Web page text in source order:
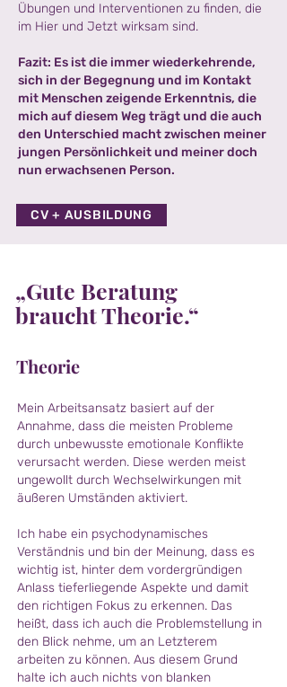
Übungen und Interventionen zu finden, die
im Hier und Jetzt wirksam sind.
Fazit: Es ist die immer wiederkehrende,
sich in der Begegnung und im Kontakt
mit Menschen zeigende Erkenntnis, die
mich auf diesem Weg trägt und die auch
den Unterschied macht zwischen meiner
jungen Persönlichkeit und meiner doch
nun erwachsenen Person.
CV + AUSBILDUNG
„Gute Beratung
braucht Theorie.“
Theorie
Mein Arbeitsansatz basiert auf der
Annahme, dass die meisten Probleme
durch unbewusste emotionale Konflikte
verursacht werden. Diese werden meist
ungewollt durch Wechselwirkungen mit
äußeren Umständen aktiviert.
Ich habe ein psychodynamisches
Verständnis und bin der Meinung, dass es
wichtig ist, hinter dem vordergründigen
Anlass tieferliegende Aspekte und damit
den richtigen Fokus zu erkennen. Das
heißt, dass ich auch die Problemstellung in
den Blick nehme, um an Letzterem
arbeiten zu können. Aus diesem Grund
halte ich auch nichts von blanken